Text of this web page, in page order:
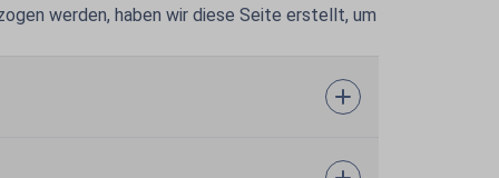
werden, haben wir diese Seite erstellt, um